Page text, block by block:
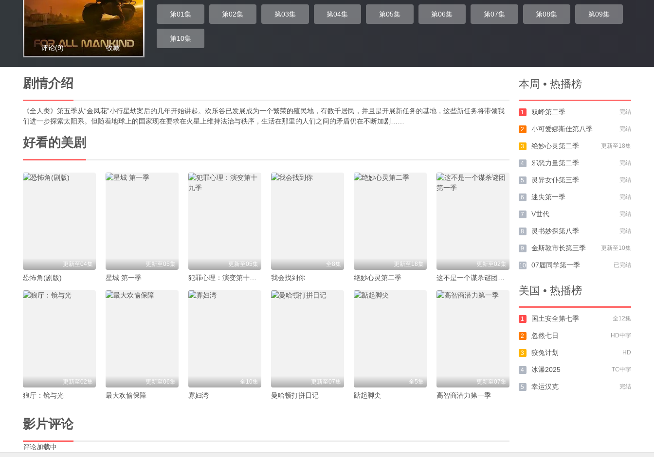
评论(9) 收藏
第01集 第02集 第03集 第04集 第05集 第06集 第07集 第08集 第09集
第10集
剧情介绍
《全人类》第五季从“金凤花”小行星劫案后的几年开始讲起。欢乐谷已发展成为一个繁荣的殖民地，有数千居民，并且是开展新任务的基地，这些新任务将带领我
们进一步探索太阳系。但随着地球上的国家现在要求在火星上维持法治与秩序，生活在那里的人们之间的矛盾仍在不断加剧……
好看的美剧
更新至04集
恐怖角(剧版)
更新至05集
星城 第一季
更新至05集
犯罪心理：演变第十九季
全8集
我会找到你
更新至18集
绝妙心灵第二季
更新至02集
更新至02集
狼厅：镜与光
更新至06集
最大欢愉保障
全10集
寡妇湾
更新至07集
曼哈顿打拼日记
全5集
踮起脚尖
更新至07集
高智商潜力第一季
影片评论
评论加载中...
本周 • 热播榜
1 完结
双峰第二季
2 完结
小可爱娜斯佳第八季
3 更新至18集
绝妙心灵第二季
4 完结
邪恶力量第二季
5 完结
灵异女仆第三季
6 完结
迷失第一季
7 完结
V世代
8 完结
灵书妙探第八季
9 更新至10集
金斯敦市长第三季
10 已完结
07届同学第一季
美国 • 热播榜
1 全12集
国土安全第七季
2 HD中字
忽然七日
3 HD
狡兔计划
4 TC中字
冰瀑2025
5 完结
幸运汉克